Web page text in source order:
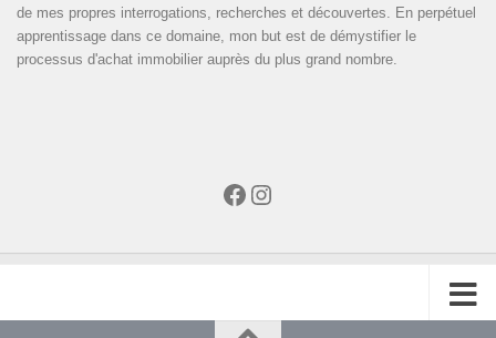
de mes propres interrogations, recherches et découvertes. En perpétuel
apprentissage dans ce domaine, mon but est de démystifier le
processus d'achat immobilier auprès du plus grand nombre.
Facebook
Instagram